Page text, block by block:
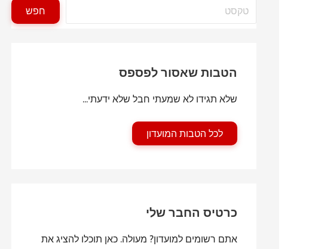
חפש
הטבות שאסור לפספס
שלא תגידו לא שמעתי חבל שלא ידעתי...
לכל הטבות המועדון
כרטיס החבר שלי
אתם רשומים למועדון? מעולה. כאן תוכלו להציג את